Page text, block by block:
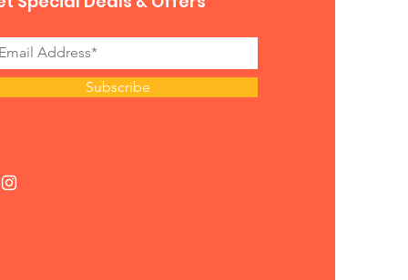
Subscribe